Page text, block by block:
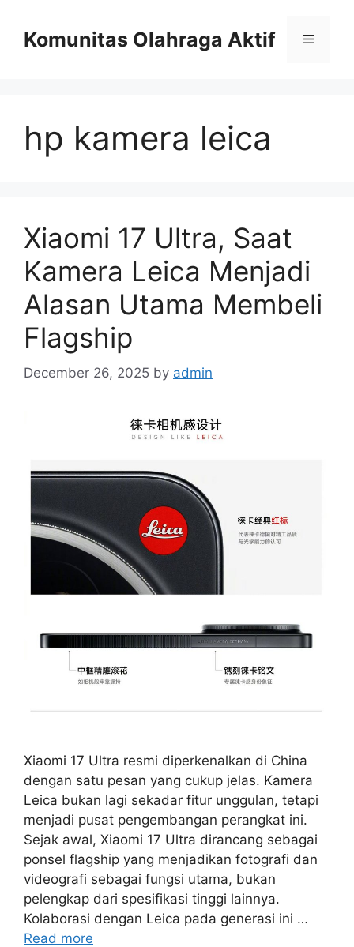
contentKomunitas Olahraga Aktif Menu
hp kamera leica
Xiaomi 17 Ultra, Saat
Kamera Leica Menjadi
Alasan Utama Membeli
Flagship
December 26, 2025 by admin
Xiaomi 17 Ultra resmi diperkenalkan di China
dengan satu pesan yang cukup jelas. Kamera
Leica bukan lagi sekadar fitur unggulan, tetapi
menjadi pusat pengembangan perangkat ini.
Sejak awal, Xiaomi 17 Ultra dirancang sebagai
ponsel flagship yang menjadikan fotografi dan
videografi sebagai fungsi utama, bukan
pelengkap dari spesifikasi tinggi lainnya.
Kolaborasi dengan Leica pada generasi ini …
Read more